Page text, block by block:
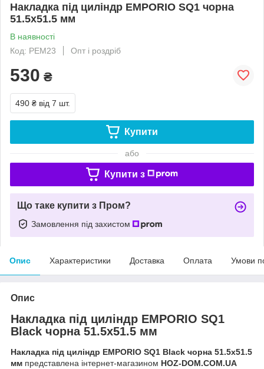
Накладка під циліндр EMPORIO SQ1 чорна
51.5x51.5 мм
В наявності
Код: РЕМ23
Опт і роздріб
530 ₴
490 ₴ від 7 шт.
Купити
або
Купити з
Що таке купити з Пром?
Замовлення під захистом
Опис Характеристики Доставка Оплата Умови
Опис
Накладка під циліндр EMPORIO SQ1
Black чорна 51.5x51.5 мм
Накладка під циліндр EMPORIO SQ1 Black чорна 51.5x51.5
мм представлена інтернет-магазином HOZ-DOM.COM.UA